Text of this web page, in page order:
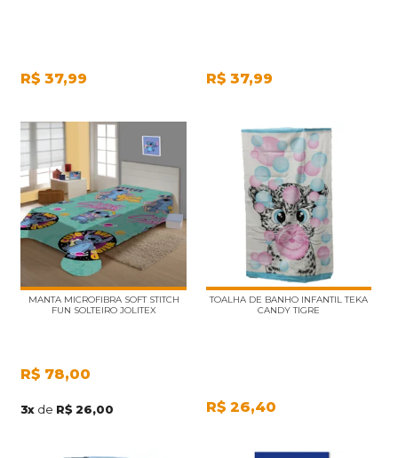
R$ 37,99 R$ 37,99
MANTA MICROFIBRA SOFT STITCH
FUN SOLTEIRO JOLITEX
R$ 78,00
3x de R$ 26,00
TOALHA DE BANHO INFANTIL TEKA
CANDY TIGRE
R$ 26,40